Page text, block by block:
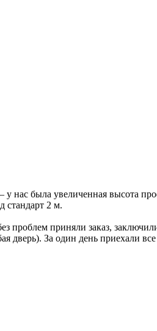
нас была увеличенная высота
стандарт 2 м.
приняли заказ,
дверь). За один день приехали